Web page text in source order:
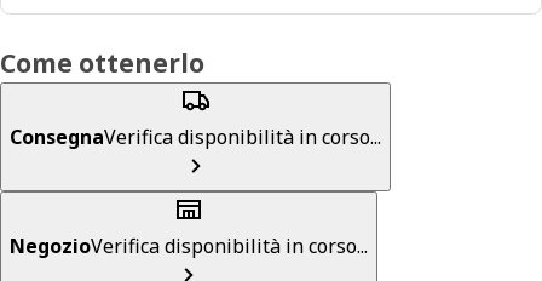
Come ottenerlo
ConsegnaVerifica disponibilità in corso...
NegozioVerifica disponibilità in corso...